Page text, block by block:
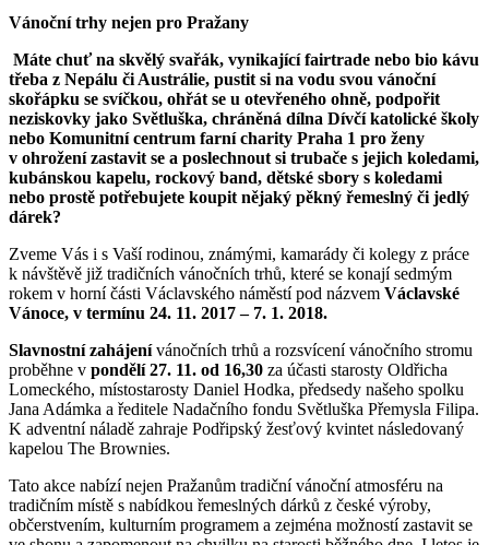
Vánoční trhy nejen pro Pražany
Máte chuť na skvělý svařák, vynikající fairtrade nebo bio kávu
třeba z Nepálu či Austrálie, pustit si na vodu svou vánoční
skořápku se svíčkou, ohřát se u otevřeného ohně, podpořit
neziskovky jako Světluška, chráněná dílna Dívčí katolické školy
nebo Komunitní centrum farní charity Praha 1 pro ženy
v ohrožení zastavit se a poslechnout si trubače s jejich koledami,
kubánskou kapelu, rockový band, dětské sbory s koledami
nebo prostě potřebujete koupit nějaký pěkný řemeslný či jedlý
dárek?
Zveme Vás i s Vaší rodinou, známými, kamarády či kolegy z práce
k návštěvě již tradičních vánočních trhů, které se konají sedmým
rokem v horní části Václavského náměstí pod názvem Václavské
Vánoce, v termínu 24. 11. 2017 – 7. 1. 2018.
Slavnostní zahájenívánočních trhů a rozsvícení vánočního stromu
proběhne v pondělí 27. 11. od 16,30 za účasti starosty Oldřicha
Lomeckého, místostarosty Daniel Hodka, předsedy našeho spolku
Jana Adámka a ředitele Nadačního fondu Světluška Přemysla Filipa.
K adventní náladě zahraje Podřipský žesťový kvintet následovaný
kapelou The Brownies.
Tato akce nabízí nejen Pražanům tradiční vánoční atmosféru na
tradičním místě s nabídkou řemeslných dárků z české výroby,
občerstvením, kulturním programem a zejména možností zastavit se